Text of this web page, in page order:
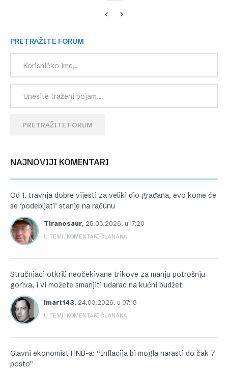
PRETRAŽITE FORUM
PRETRAŽITE FORUM
NAJNOVIJI KOMENTARI
Od 1. travnja dobre vijesti za veliki dio građana, evo kome će
se ‘podebljati’ stanje na računu
Tiranosaur, 25.03.2026. u 17:20
U TEMI: KOMENTARI ČLANAKA
Stručnjaci otkrili neočekivane trikove za manju potrošnju
goriva, i vi možete smanjiti udarac na kućni budžet
imart143, 24.03.2026. u 07:18
U TEMI: KOMENTARI ČLANAKA
Glavni ekonomist HNB-a: “Inflacija bi mogla narasti do čak 7
posto”